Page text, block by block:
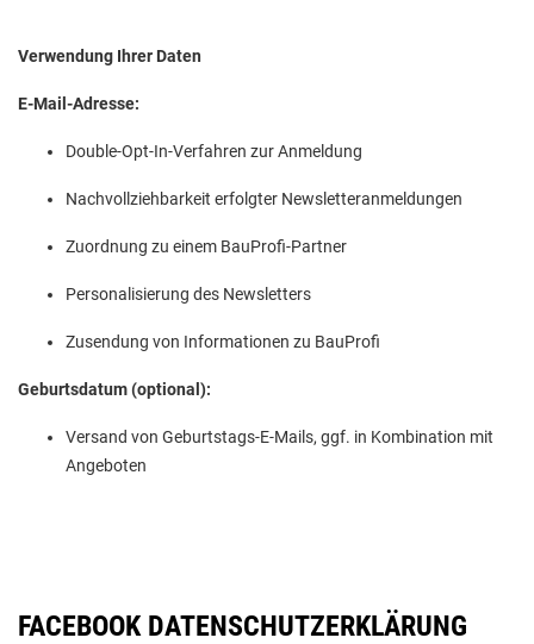
Verwendung Ihrer Daten
E-Mail-Adresse:
Double-Opt-In-Verfahren zur Anmeldung
Nachvollziehbarkeit erfolgter Newsletteranmeldungen
Zuordnung zu einem BauProfi-Partner
Personalisierung des Newsletters
Zusendung von Informationen zu BauProfi
Geburtsdatum (optional):
Versand von Geburtstags-E-Mails, ggf. in Kombination mit
Angeboten
FACEBOOK DATENSCHUTZERKLÄRUNG